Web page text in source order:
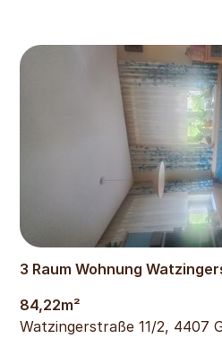
934€
3 Raum Wohnung
84,22m²
Watzingerstraße 11/2, 4407